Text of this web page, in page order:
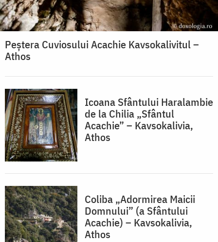
Peștera Cuviosului Acachie Kavsokalivitul –
Athos
Icoana Sfântului Haralambie
de la Chilia „Sfântul
Acachie” – Kavsokalivia,
Athos
Coliba „Adormirea Maicii
Domnului” (a Sfântului
Acachie) – Kavsokalivia,
Athos